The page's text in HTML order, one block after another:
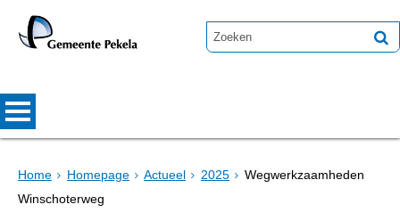
Home Homepage Actueel 2025
Wegwerkzaamheden
Winschoterweg